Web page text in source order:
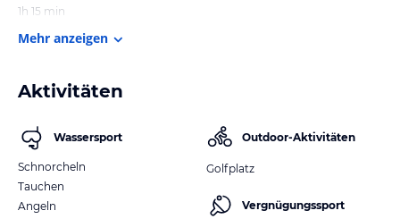
1h 15 min
Mehr anzeigen
Aktivitäten
Wassersport
Schnorcheln
Tauchen
Angeln
Outdoor-Aktivitäten
Golfplatz
Vergnügungssport